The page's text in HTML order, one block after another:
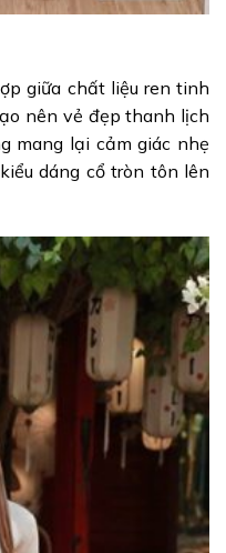
giữa chất liệu ren tinh
nên vẻ đẹp thanh lịch
mang lại cảm giác nhẹ
dáng cổ tròn tôn lên